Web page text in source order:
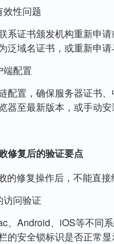
效性问题
系证书颁发机构重新申
泛域名证书，或重新申
端配置
配置，确保服务器证书
器至最新版本，或手动
修复后的验证要点
的修复操作后，不能直
访问验证
、Android、iOS等不同
的安全锁标识是否正常显